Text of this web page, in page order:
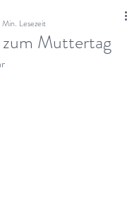
Muttertag
Lesezeit